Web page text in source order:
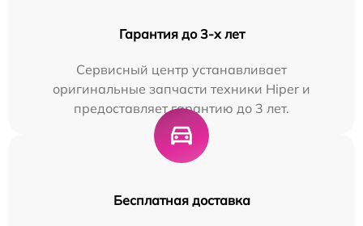
Гарантия до 3-х лет
Сервисный центр устанавливает
оригинальные запчасти техники Hiper и
предоставляет гарантию до 3 лет.
Бесплатная доставка